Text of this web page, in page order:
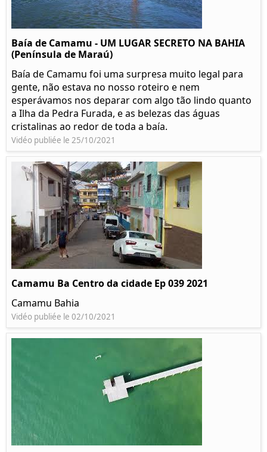
Baía de Camamu - UM LUGAR SECRETO NA BAHIA
(Península de Maraú)
Baía de Camamu foi uma surpresa muito legal para
gente, não estava no nosso roteiro e nem
esperávamos nos deparar com algo tão lindo quanto
a Ilha da Pedra Furada, e as belezas das águas
cristalinas ao redor de toda a baía.
Vidéo publiée le 25/10/2021
Camamu Ba Centro da cidade Ep 039 2021
Camamu Bahia
Vidéo publiée le 02/10/2021